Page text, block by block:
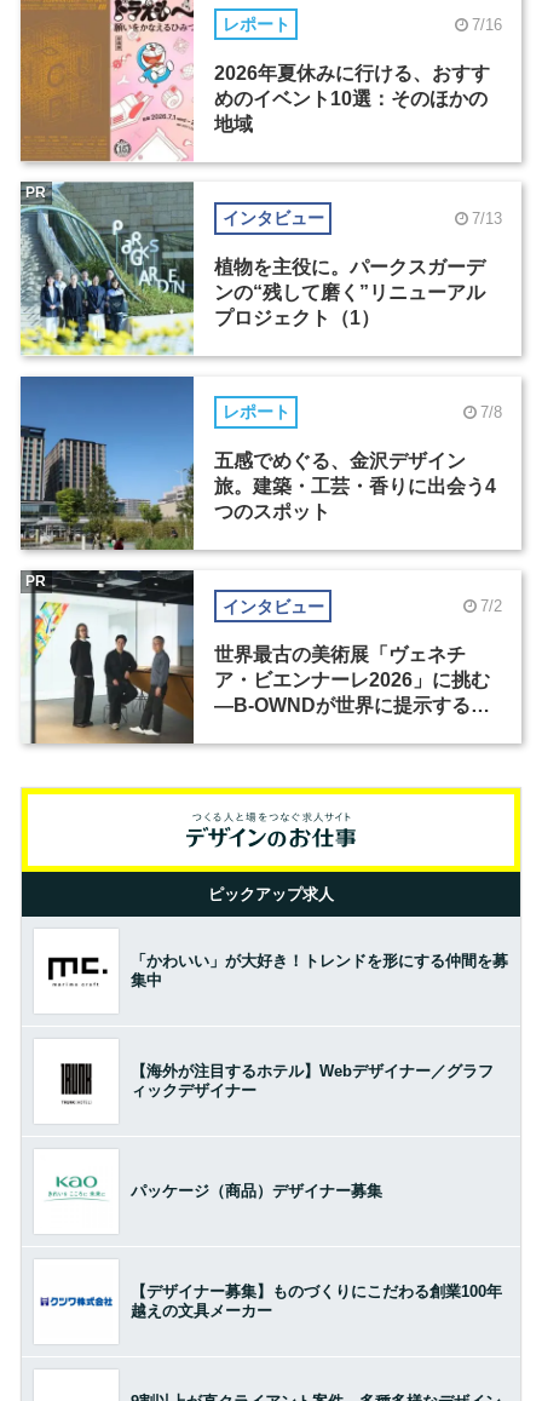
レポート 7/16
2026年夏休みに行ける、おすす
めのイベント10選：そのほかの
地域
インタビュー 7/13
植物を主役に。パークスガーデ
ンの“残して磨く”リニューアル
プロジェクト（1）
PR
レポート 7/8
五感でめぐる、金沢デザイン
旅。建築・工芸・香りに出会う4
つのスポット
インタビュー 7/2
世界最古の美術展「ヴェネチ
ア・ビエンナーレ2026」に挑む
―B-OWNDが世界に提示する美
PR
ピックアップ求人
「かわいい」が大好き！トレンドを形にする仲間を募
集中
【海外が注目するホテル】Webデザイナー／グラフ
ィックデザイナー
パッケージ（商品）デザイナー募集
【デザイナー募集】ものづくりにこだわる創業100年
越えの文具メーカー